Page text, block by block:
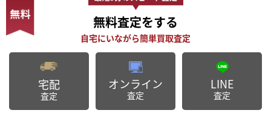
無料査定をする
宅配
査定
オンライン
査定
LINE
査定